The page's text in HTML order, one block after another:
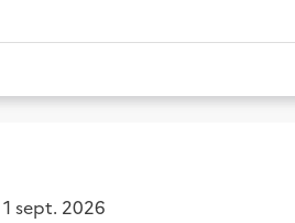
1 sept. 2026